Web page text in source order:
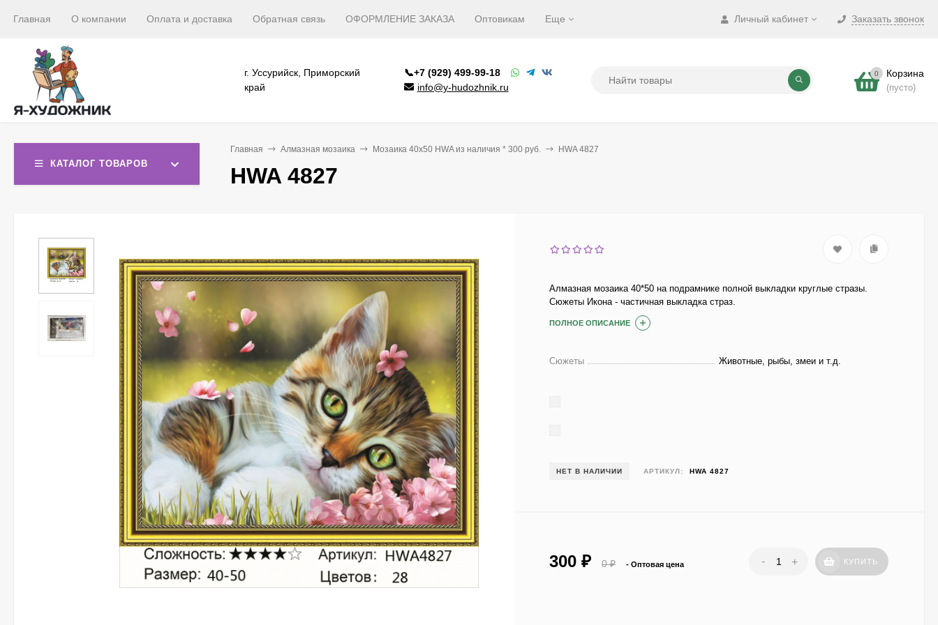
Личный кабинет Заказать звонок
Главная О компании Оплата и доставка Обратная связь ОФОРМЛЕНИЕ ЗАКАЗА Оптовикам Еще
г. Уссурийск, Приморский
край
📞+7 (929) 499-99-18
info@y-hudozhnik.ru
0 Корзина
(пусто)
КАТАЛОГ ТОВАРОВ
Главная Алмазная мозаика Мозаика 40х50 HWA из наличия * 300 руб. HWA 4827
HWA 4827
Алмазная мозаика 40*50 на подрамнике полной выкладки круглые стразы.
Сюжеты Икона - частичная выкладка страз.
ПОЛНОЕ ОПИСАНИЕ
Сюжеты Животные, рыбы, змеи и т.д.
НЕТ В НАЛИЧИИ АРТИКУЛ: HWA 4827
300₽ 0₽ - Оптовая цена - + КУПИТЬ